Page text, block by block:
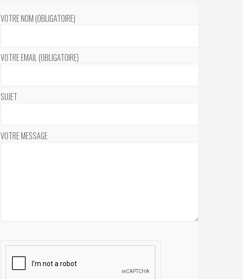
VOTRE NOM (OBLIGATOIRE)
VOTRE EMAIL (OBLIGATOIRE)
SUJET
VOTRE MESSAGE